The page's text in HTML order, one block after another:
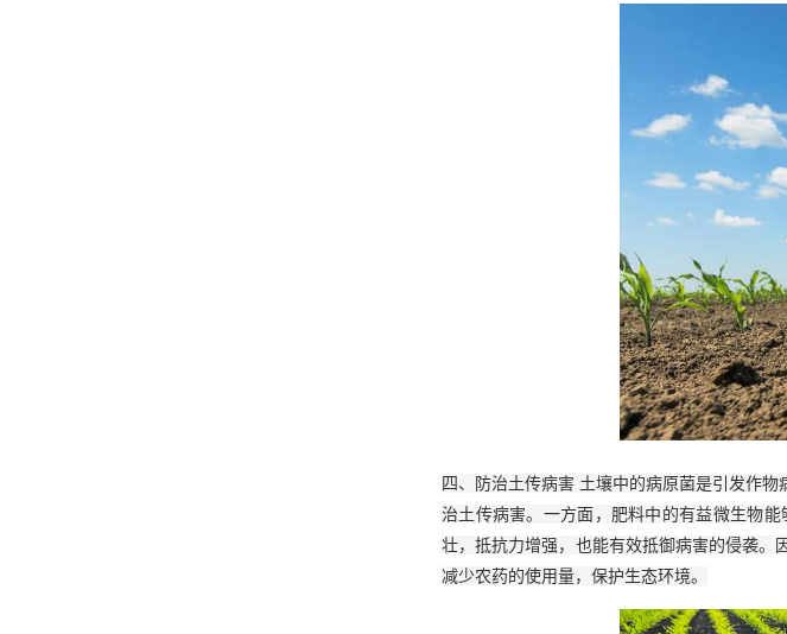
四、防治土传病害 土壤中的病原菌是引发作
治土传病害。一方面，肥料中的有益微生物
壮，抵抗力增强，也能有效抵御病害的侵袭。
减少农药的使用量，保护生态环境。